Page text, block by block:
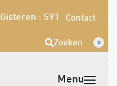
Gisteren : 591 Contact
Zoeken 0